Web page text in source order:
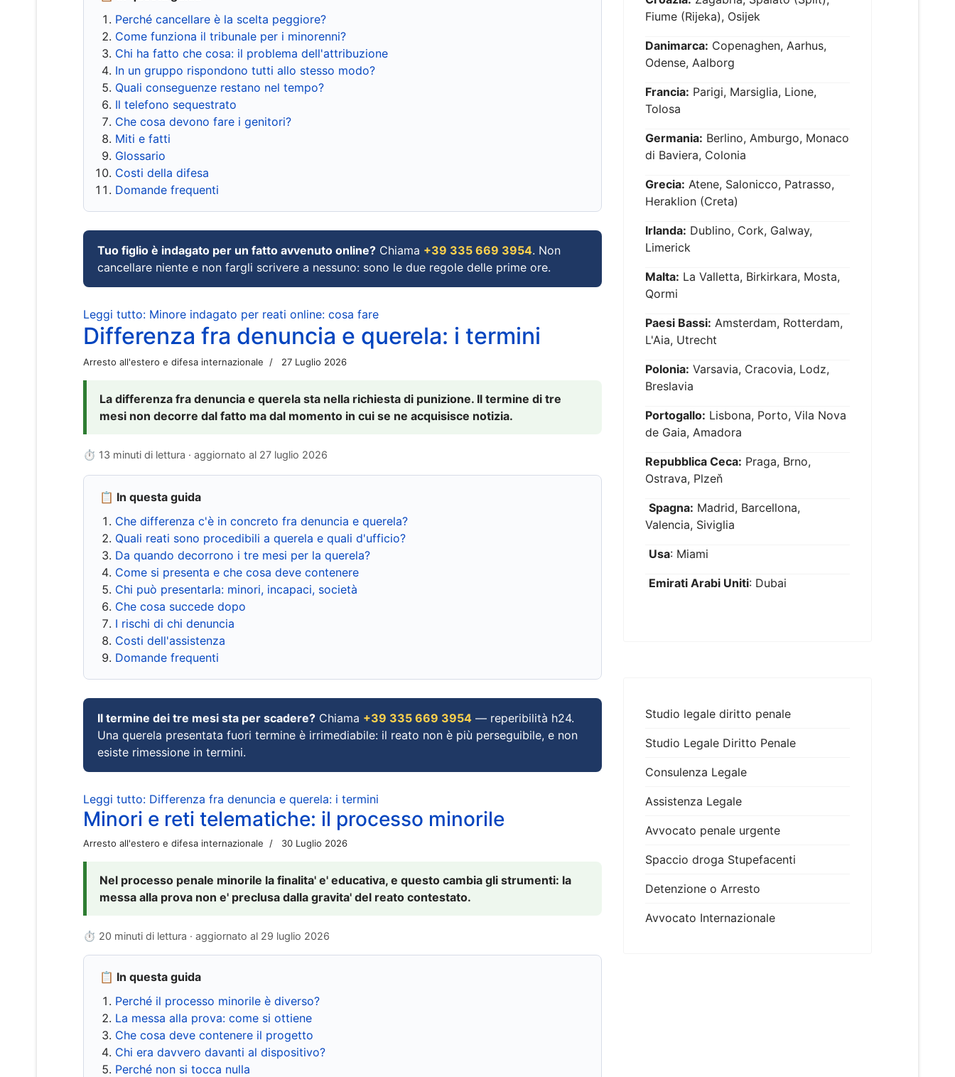
Perché cancellare è la scelta peggiore?
Come funziona il tribunale per i minorenni?
Chi ha fatto che cosa: il problema dell'attribuzione
In un gruppo rispondono tutti allo stesso modo?
Quali conseguenze restano nel tempo?
Il telefono sequestrato
Che cosa devono fare i genitori?
Miti e fatti
Glossario
Costi della difesa
Domande frequenti
Tuo figlio è indagato per un fatto avvenuto online? Chiama +39 335 669 3954. Non
cancellare niente e non fargli scrivere a nessuno: sono le due regole delle prime ore.
Leggi tutto: Minore indagato per reati online: cosa fare
Differenza fra denuncia e querela: i termini
Arresto all'estero e difesa internazionale 27 Luglio 2026
La differenza fra denuncia e querela sta nella richiesta di punizione. Il termine di tre
mesi non decorre dal fatto ma dal momento in cui se ne acquisisce notizia.
⏱ 13 minuti di lettura · aggiornato al 27 luglio 2026
📋 In questa guida
Che differenza c'è in concreto fra denuncia e querela?
Quali reati sono procedibili a querela e quali d'ufficio?
Da quando decorrono i tre mesi per la querela?
Come si presenta e che cosa deve contenere
Chi può presentarla: minori, incapaci, società
Che cosa succede dopo
I rischi di chi denuncia
Costi dell'assistenza
Domande frequenti
Il termine dei tre mesi sta per scadere? Chiama +39 335 669 3954 — reperibilità h24.
Una querela presentata fuori termine è irrimediabile: il reato non è più perseguibile, e non
esiste rimessione in termini.
Leggi tutto: Differenza fra denuncia e querela: i termini
Minori e reti telematiche: il processo minorile
Arresto all'estero e difesa internazionale 30 Luglio 2026
Nel processo penale minorile la finalita' e' educativa, e questo cambia gli strumenti: la
messa alla prova non e' preclusa dalla gravita' del reato contestato.
⏱ 20 minuti di lettura · aggiornato al 29 luglio 2026
📋 In questa guida
Perché il processo minorile è diverso?
La messa alla prova: come si ottiene
Che cosa deve contenere il progetto
Chi era davvero davanti al dispositivo?
Perché non si tocca nulla
Fiume (Rijeka), Osijek
Danimarca: Copenaghen, Aarhus,
Odense, Aalborg
Francia: Parigi, Marsiglia, Lione,
Tolosa
Germania: Berlino, Amburgo, Monaco
di Baviera, Colonia
Grecia: Atene, Salonicco, Patrasso,
Heraklion (Creta)
Irlanda: Dublino, Cork, Galway,
Limerick
Malta: La Valletta, Birkirkara, Mosta,
Qormi
Paesi Bassi: Amsterdam, Rotterdam,
L'Aia, Utrecht
Polonia: Varsavia, Cracovia, Lodz,
Breslavia
Portogallo: Lisbona, Porto, Vila Nova
de Gaia, Amadora
Repubblica Ceca: Praga, Brno,
Ostrava, Plzeň
Spagna: Madrid, Barcellona,
Valencia, Siviglia
Usa: Miami
Emirati Arabi Uniti: Dubai
Studio legale diritto penale
Studio Legale Diritto Penale
Consulenza Legale
Assistenza Legale
Avvocato penale urgente
Spaccio droga Stupefacenti
Detenzione o Arresto
Avvocato Internazionale